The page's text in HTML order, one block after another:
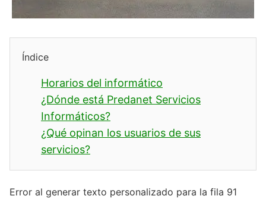
Índice
Horarios del informático
¿Dónde está Predanet Servicios
Informáticos?
¿Qué opinan los usuarios de sus
servicios?
Error al generar texto personalizado para la fila 91